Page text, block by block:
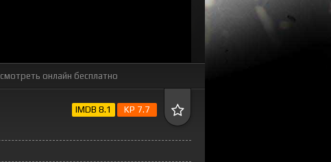
смотреть онлайн бесплатно
IMDB 8.1 KP 7.7